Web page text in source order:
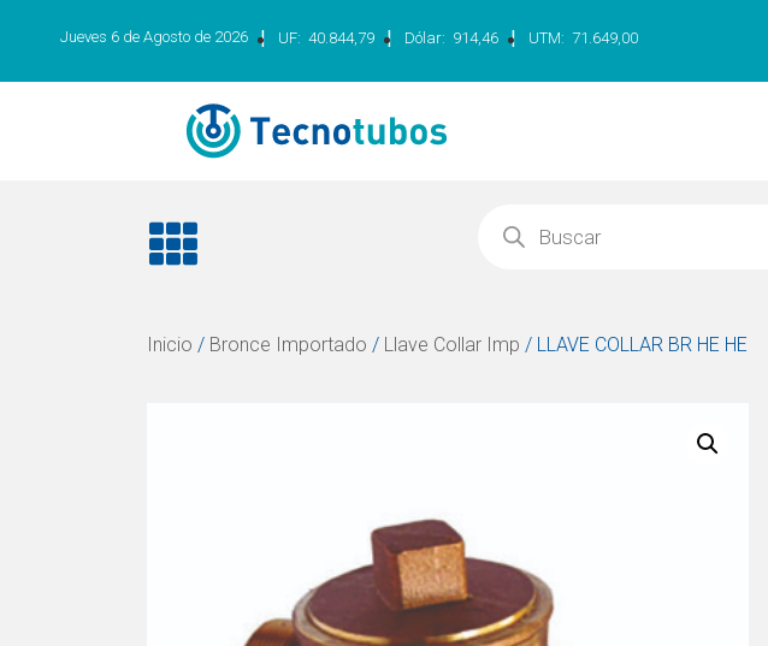
Jueves 6 de Agosto de 2026 | UF: 40.844,79 | Dólar: 914,46 | UTM: 71.649,00
Inicio / Bronce Importado / Llave Collar Imp / LLAVE COLLAR BR HE HE